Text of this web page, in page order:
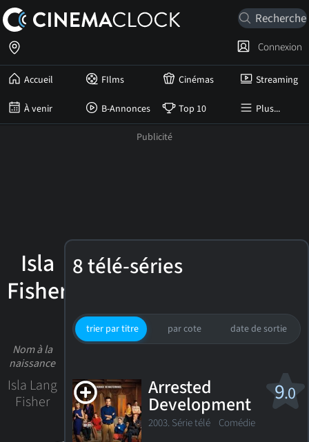
Accueil FIlms Cinémas Streaming
À venir B-Annonces Top 10 Plus...
Connexion
Isla
Fisher
Nom à la
naissance
Isla Lang
Fisher
8 télé-séries
trier par titre par cote date de sortie
9.0
Arrested
Development
2003. Série télé Comédie